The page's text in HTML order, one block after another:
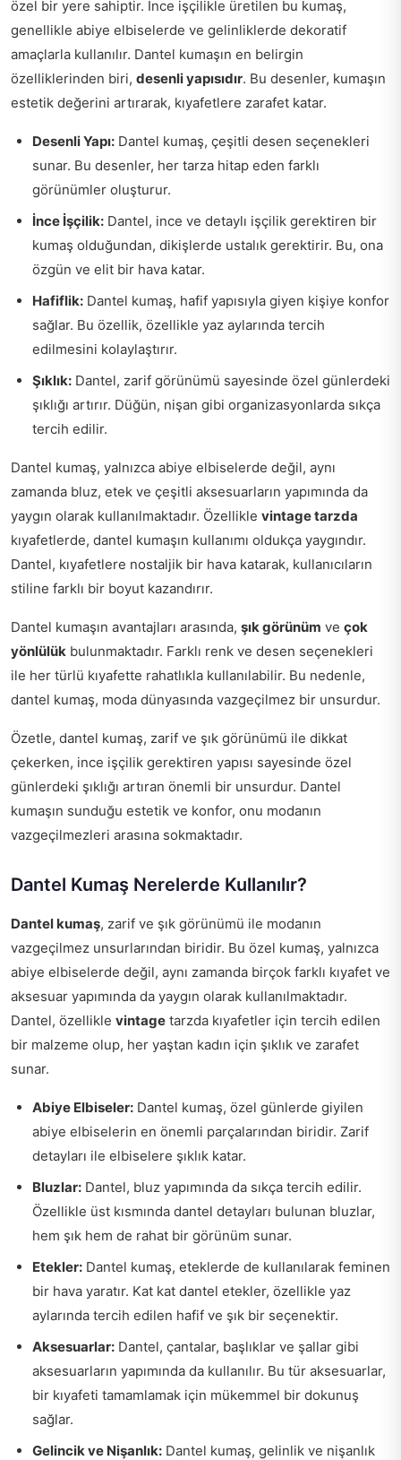
özel bir yere sahiptir. İnce işçilikle üretilen bu kumaş,
genellikle abiye elbiselerde ve gelinliklerde dekoratif
amaçlarla kullanılır. Dantel kumaşın en belirgin
özelliklerinden biri, desenli yapısıdır. Bu desenler, kumaşın
estetik değerini artırarak, kıyafetlere zarafet katar.
Desenli Yapı: Dantel kumaş, çeşitli desen seçenekleri
sunar. Bu desenler, her tarza hitap eden farklı
görünümler oluşturur.
İnce İşçilik: Dantel, ince ve detaylı işçilik gerektiren bir
kumaş olduğundan, dikişlerde ustalık gerektirir. Bu, ona
özgün ve elit bir hava katar.
Hafiflik: Dantel kumaş, hafif yapısıyla giyen kişiye konfor
sağlar. Bu özellik, özellikle yaz aylarında tercih
edilmesini kolaylaştırır.
Şıklık: Dantel, zarif görünümü sayesinde özel günlerdeki
şıklığı artırır. Düğün, nişan gibi organizasyonlarda sıkça
tercih edilir.
Dantel kumaş, yalnızca abiye elbiselerde değil, aynı
zamanda bluz, etek ve çeşitli aksesuarların yapımında da
yaygın olarak kullanılmaktadır. Özellikle vintage tarzda
kıyafetlerde, dantel kumaşın kullanımı oldukça yaygındır.
Dantel, kıyafetlere nostaljik bir hava katarak, kullanıcıların
stiline farklı bir boyut kazandırır.
Dantel kumaşın avantajları arasında, şık görünüm ve çok
yönlülük bulunmaktadır. Farklı renk ve desen seçenekleri
ile her türlü kıyafette rahatlıkla kullanılabilir. Bu nedenle,
dantel kumaş, moda dünyasında vazgeçilmez bir unsurdur.
Özetle, dantel kumaş, zarif ve şık görünümü ile dikkat
çekerken, ince işçilik gerektiren yapısı sayesinde özel
günlerdeki şıklığı artıran önemli bir unsurdur. Dantel
kumaşın sunduğu estetik ve konfor, onu modanın
vazgeçilmezleri arasına sokmaktadır.
Dantel Kumaş Nerelerde Kullanılır?
Dantel kumaş, zarif ve şık görünümü ile modanın
vazgeçilmez unsurlarından biridir. Bu özel kumaş, yalnızca
abiye elbiselerde değil, aynı zamanda birçok farklı kıyafet ve
aksesuar yapımında da yaygın olarak kullanılmaktadır.
Dantel, özellikle vintage tarzda kıyafetler için tercih edilen
bir malzeme olup, her yaştan kadın için şıklık ve zarafet
sunar.
Abiye Elbiseler: Dantel kumaş, özel günlerde giyilen
abiye elbiselerin en önemli parçalarından biridir. Zarif
detayları ile elbiselere şıklık katar.
Bluzlar: Dantel, bluz yapımında da sıkça tercih edilir.
Özellikle üst kısmında dantel detayları bulunan bluzlar,
hem şık hem de rahat bir görünüm sunar.
Etekler: Dantel kumaş, eteklerde de kullanılarak feminen
bir hava yaratır. Kat kat dantel etekler, özellikle yaz
aylarında tercih edilen hafif ve şık bir seçenektir.
Aksesuarlar: Dantel, çantalar, başlıklar ve şallar gibi
aksesuarların yapımında da kullanılır. Bu tür aksesuarlar,
bir kıyafeti tamamlamak için mükemmel bir dokunuş
sağlar.
Gelincik ve Nişanlık: Dantel kumaş, gelinlik ve nişanlık